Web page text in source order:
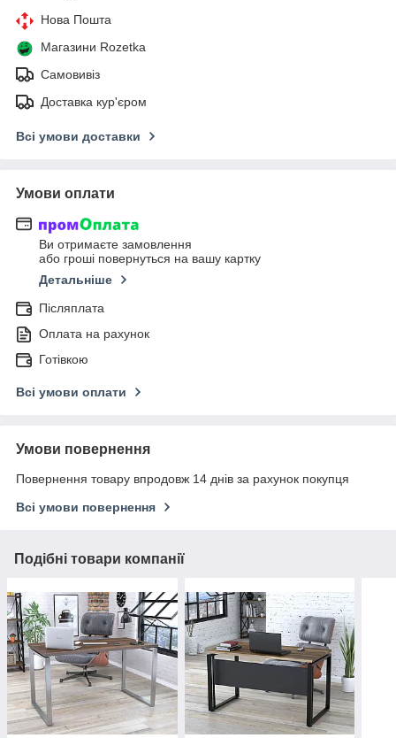
Нова Пошта
Магазини Rozetka
Самовивіз
Доставка кур'єром
Всі умови доставки
Умови оплати
Ви отримаєте замовлення
або гроші повернуться на вашу картку
Детальніше
Післяплата
Оплата на рахунок
Готівкою
Всі умови оплати
Умови повернення
Повернення товару впродовж 14 днів за рахунок покупця
Всі умови повернення
Подібні товари компанії